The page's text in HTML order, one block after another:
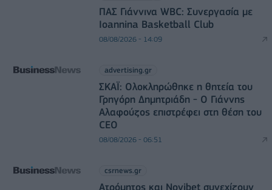
ΠΑΣ Γιάννινα WBC: Συνεργασία με
Ioannina Basketball Club
08/08/2026 - 14:09
advertising.gr
ΣΚΑΪ: Ολοκληρώθηκε η θητεία του
Γρηγόρη Δημητριάδη - Ο Γιάννης
Αλαφούζος επιστρέφει στη θέση του
CEO
08/08/2026 - 06:51
csrnews.gr
Ατρόμητος και Novibet συνεχίζουν